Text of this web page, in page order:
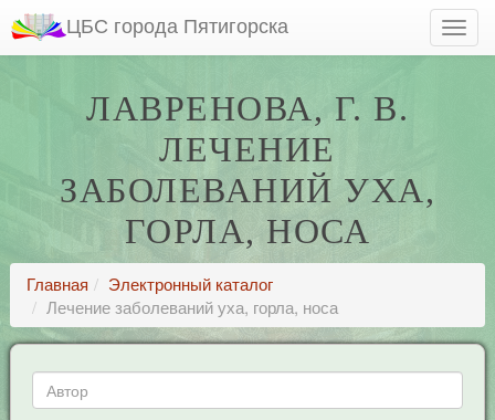
ЦБС города Пятигорска
ЛАВРЕНОВА, Г. В.
ЛЕЧЕНИЕ
ЗАБОЛЕВАНИЙ УХА,
ГОРЛА, НОСА
Главная
Электронный каталог
Лечение заболеваний уха, горла, носа